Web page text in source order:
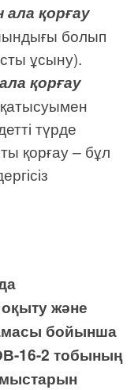
қорғау
болып
ұсыну).
қорғау
түрде
қорғау – бұл
оқыту және
бойынша
16-2 тобының